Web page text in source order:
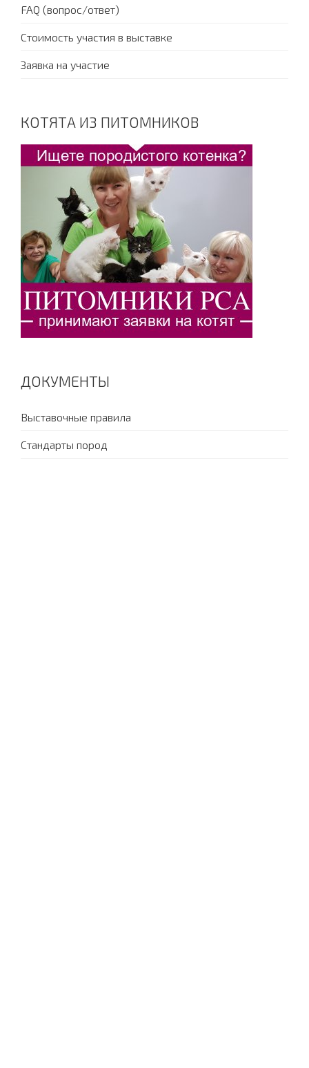
FAQ (вопрос/ответ)
Стоимость участия в выставке
Заявка на участие
КОТЯТА ИЗ ПИТОМНИКОВ
ДОКУМЕНТЫ
Выставочные правила
Стандарты пород